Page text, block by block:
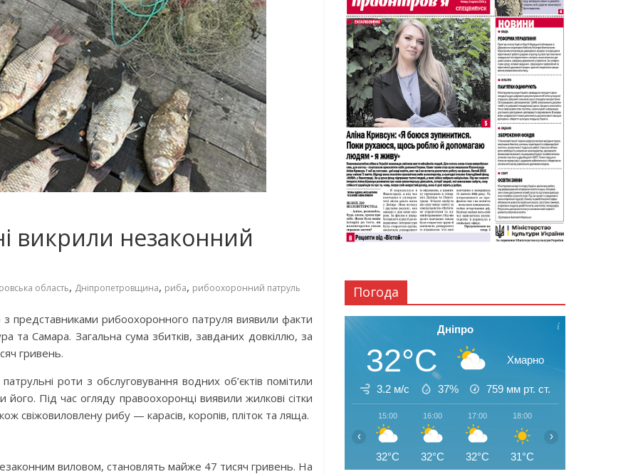
викрили незаконний
область, Дніпропетровщина, риба, рибоохоронний патруль
представниками рибоохоронного патруля виявили факти
та Самара. Загальна сума збитків, завданих довкіллю, за
гривень.
роти з обслуговування водних об’єктів помітили
його. Під час огляду правоохоронці виявили жилкові сітки
свіжовиловлену рибу — карасів, коропів, пліток та ляща.
виловом, становлять майже 47 тисяч гривень. На
Погода
Дніпро
32°C Хмарно
3.2 м/с 37% 759 мм рт. ст.
15:00
32°C
16:00
32°C
17:00
32°C
18:00
31°C
‹ ›